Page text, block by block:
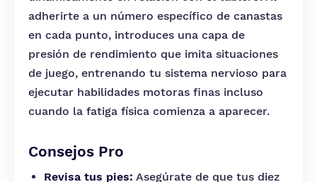
adherirte a un número específico de canastas
en cada punto, introduces una capa de
presión de rendimiento que imita situaciones
de juego, entrenando tu sistema nervioso para
ejecutar habilidades motoras finas incluso
cuando la fatiga física comienza a aparecer.
Consejos Pro
Revisa tus pies: Asegúrate de que tus diez